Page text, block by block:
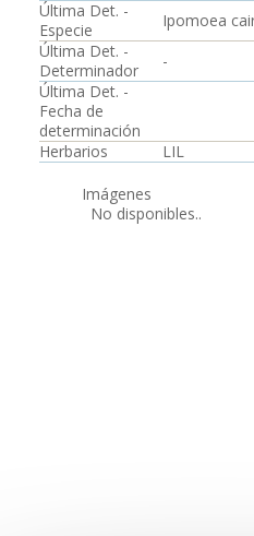
Última Det. -
Especie
Ipomoea
Última Det. -
Determinador
-
Última Det. -
Fecha de
determinación
Herbarios
LIL
Imágenes
No disponibles..